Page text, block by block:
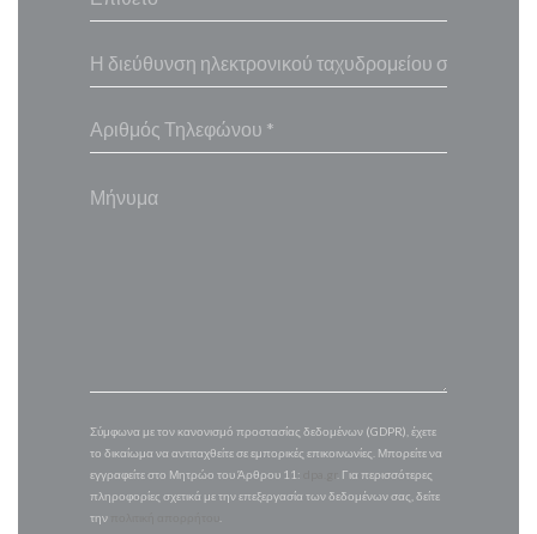
Σύμφωνα με τον κανονισμό προστασίας δεδομένων (GDPR), έχετε
το δικαίωμα να αντιταχθείτε σε εμπορικές επικοινωνίες. Μπορείτε να
εγγραφείτε στο Μητρώο του Άρθρου 11:
. Για περισσότερες
πληροφορίες σχετικά με την επεξεργασία των δεδομένων σας, δείτε
την